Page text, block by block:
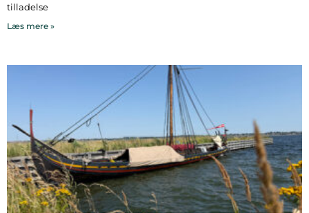
tilladelse
Læs mere »